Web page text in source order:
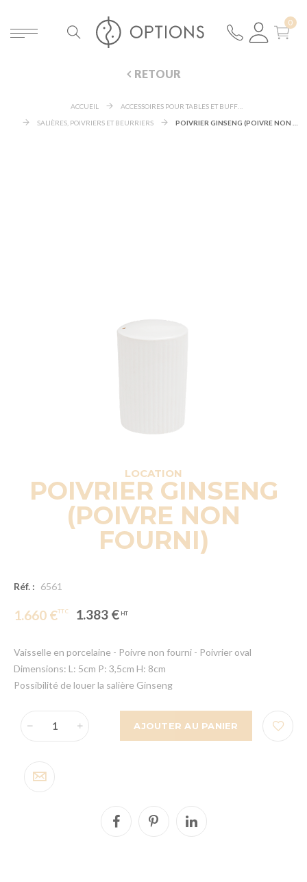
RETOUR
ACCUEIL
ACCESSOIRES POUR TABLES ET BUFFETS
SALIÈRES, POIVRIERS ET BEURRIERS
LOCATION
POIVRIER GINSENG
(POIVRE NON
FOURNI)
Réf. : 6561
1.660 € 1.383 €
Vaisselle en porcelaine - Poivre non fourni - Poivrier oval
Dimensions: L: 5cm P: 3,5cm H: 8cm
Possibilité de louer la salière Ginseng
AJOUTER AU PANIER